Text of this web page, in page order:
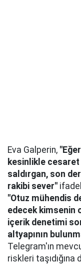
Eva Galperin,
kesinlikle
saldırgan, son
rakibi sever"
"Otuz mühendis
edecek kimsenin
içerik denetimi
altyapının
Telegram'ın
riskleri